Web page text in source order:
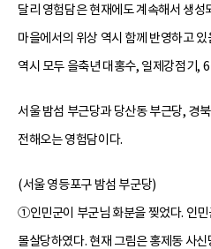
달리 영험담은 현재에도 계속해서 생
마을에서의 위상 역시 함께 반영하고
역시 모두 을축년 대홍수, 일제강점기,
서울 밤섬 부근당과 당산동 부근당, 경
전해오는 영험담이다.
(서울 영등포구 밤섬 부군당)
①인민군이 부군님 화분을 찢었다. 인
몰살당하였다. 현재 그림은 홍제동 사